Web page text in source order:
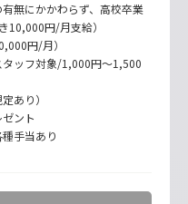
無にかかわらず、高校卒業
10,000円/月支給）
円/月）
タッフ対象/1,000円〜1,500
あり）
ント
手当あり